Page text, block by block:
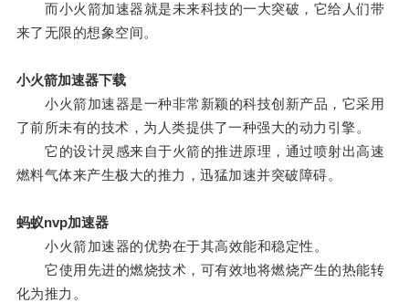
而小火箭加速器就是未来科技的一大突破，它给人们带
来了无限的想象空间。
小火箭加速器下载
小火箭加速器是一种非常新颖的科技创新产品，它采用
了前所未有的技术，为人类提供了一种强大的动力引擎。
它的设计灵感来自于火箭的推进原理，通过喷射出高速
燃料气体来产生极大的推力，迅猛加速并突破障碍。
蚂蚁nvp加速器
小火箭加速器的优势在于其高效能和稳定性。
它使用先进的燃烧技术，可有效地将燃烧产生的热能转
化为推力。